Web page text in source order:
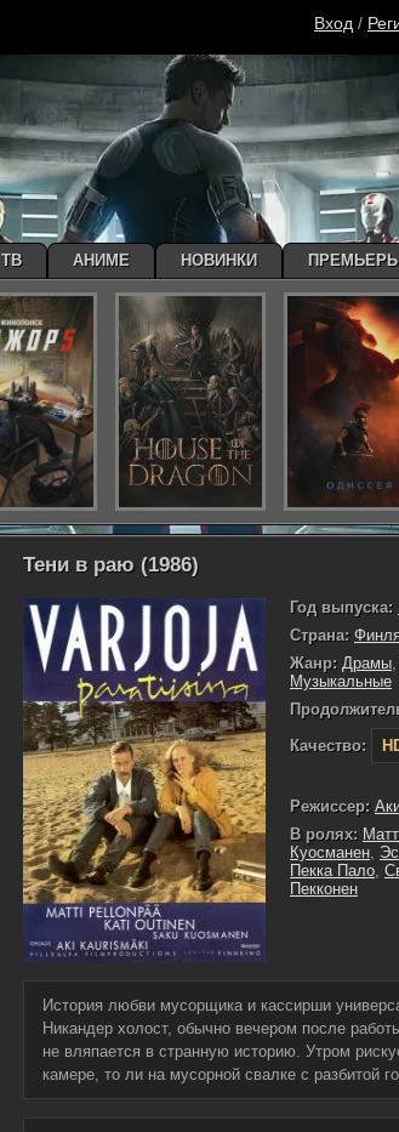
Вход /
Тени в раю (1986)
Год выпуска:
Страна:
Жанр: Драмы,
Музыкальные
Качество:
Режиссер:
В ролях:
Куосманен,
Пекка Пало,
Пекконен
История любви мусорщика и кассирши
Никандер холост, обычно вечером после
не вляпается в странную историю. Утром
камере, то ли на мусорной свалке с разбитой
ТВ АНИМЕ НОВИНКИ